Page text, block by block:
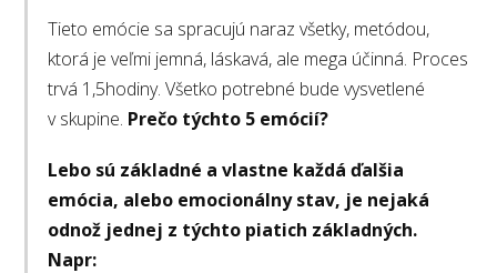
Tieto emócie sa spracujú naraz všetky, metódou,
ktorá je veľmi jemná, láskavá, ale mega účinná. Proces
trvá 1,5hodiny. Všetko potrebné bude vysvetlené
v skupine. Prečo týchto 5 emócií?
Lebo sú základné a vlastne každá ďalšia
emócia, alebo emocionálny stav, je nejaká
odnož jednej z týchto piatich základných.
Napr: